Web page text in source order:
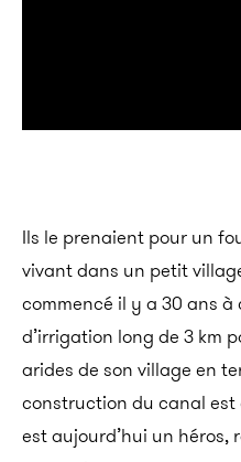
Ils le prenaient pour un
vivant dans un petit
commencé il y a 30 ans
d’irrigation long de 3 km
arides de son village en
construction du canal est
est aujourd’hui un héros,